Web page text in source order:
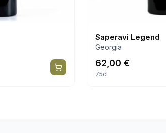
Saperavi Legend
Georgia
62,00 €
75cl